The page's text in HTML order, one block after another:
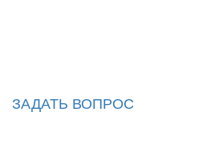
ЗАДАТЬ ВОПРОС